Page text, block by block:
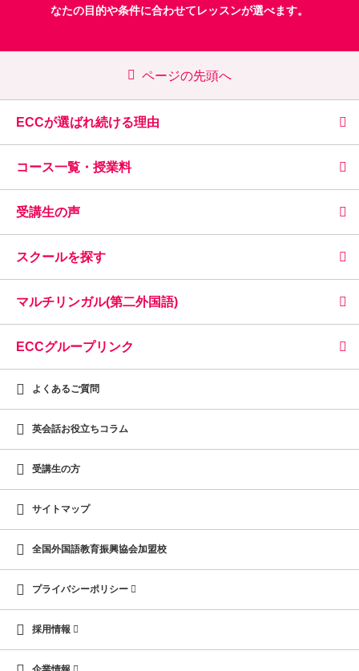
なたの目的や条件に合わせてレッスンが選べます。
ページの先頭へ
ECCが選ばれ続ける理由
コース一覧・授業料
受講生の声
スクールを探す
マルチリンガル(第二外国語)
ECCグループリンク
よくあるご質問
英会話お役立ちコラム
受講生の方
サイトマップ
全国外国語教育振興協会加盟校
プライバシーポリシー
採用情報